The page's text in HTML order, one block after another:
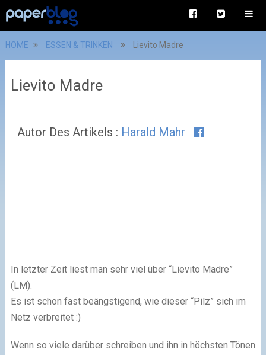
HOME ESSEN & TRINKEN Lievito Madre
Lievito Madre
Autor Des Artikels : Harald Mahr
In letzter Zeit liest man sehr viel über “Lievito Madre”
(LM).
Es ist schon fast beängstigend, wie dieser “Pilz” sich im
Netz verbreitet :)
Wenn so viele darüber schreiben und ihn in höchsten Tönen